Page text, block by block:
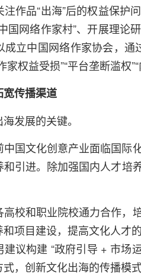
作品“出海”后的权益保
国网络作家村”、开展理
立中国网络作家协会，通
家权益受损”“平台垄断滥权
传播渠道
发展的关键。
国文化创意产业面临国际
引进。除加强国内人才
校和职业院校通力合作，
项目建设，提高文化人才
议构建 “政府引导 + 市场
，创新文化出海的传播模